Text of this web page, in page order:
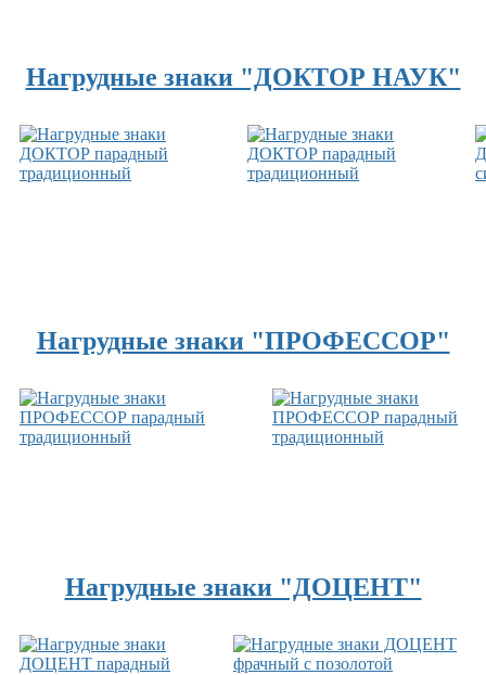
Нагрудные знаки "ДОКТОР НАУК"
Нагрудные знаки "ПРОФЕССОР"
Нагрудные знаки "ДОЦЕНТ"